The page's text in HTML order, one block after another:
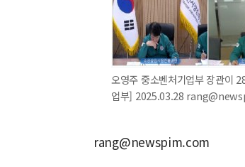
오영주 중소벤처기업부 장관이
업부] 2025.03.28
rang@newspim.com